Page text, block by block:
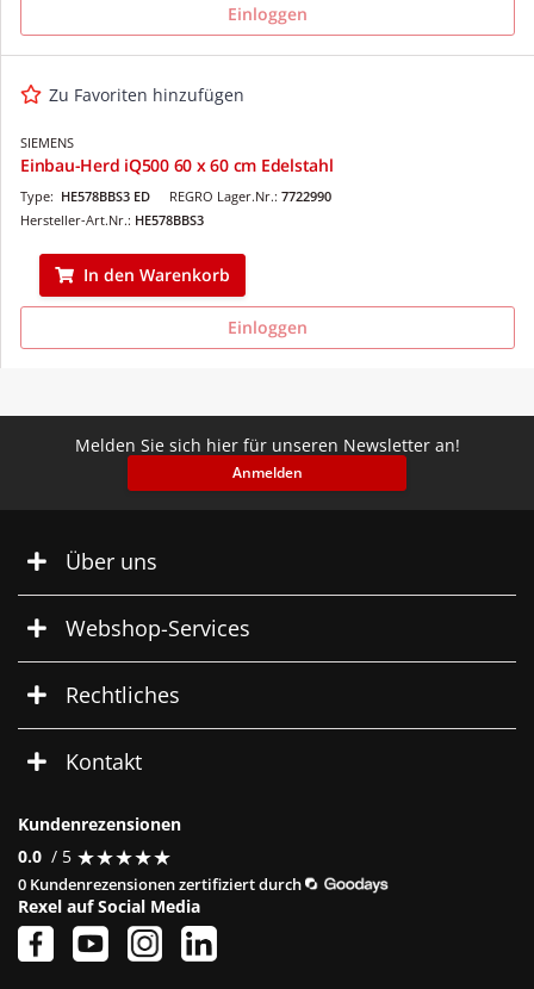
Einloggen
Zu Favoriten hinzufügen
SIEMENS
Einbau-Herd iQ500 60 x 60 cm Edelstahl
REGRO Lager.Nr.: 7722990
Type: HE578BBS3 ED
Hersteller-Art.Nr.: HE578BBS3
In den Warenkorb
Einloggen
Melden Sie sich hier für unseren Newsletter an!
Anmelden
Über uns
Webshop-Services
Rechtliches
Kontakt
Kundenrezensionen
0.0 / 5 ★★★★★
★★★★★
0 Kundenrezensionen zertifiziert durch
Rexel auf Social Media